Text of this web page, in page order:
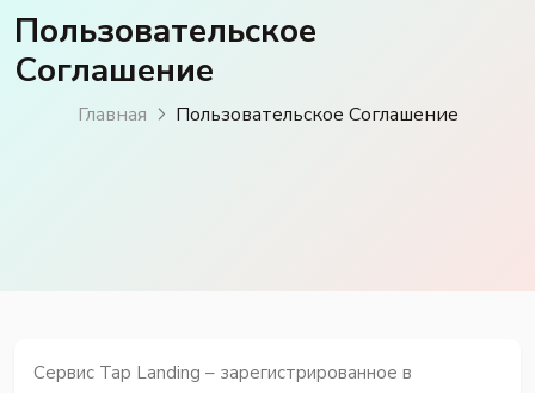
Пользовательское
Соглашение
Главная Пользовательское Соглашение
Сервис Tap Landing – зарегистрированное в